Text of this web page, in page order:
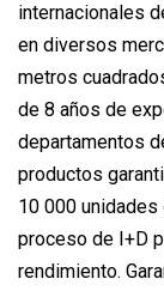
internacionales
en diversos
metros
de 8 años de
departamentos
productos
10 000
proceso de I+D
rendimiento.